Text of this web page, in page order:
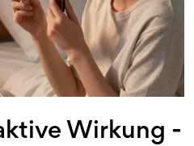
Wirkung -